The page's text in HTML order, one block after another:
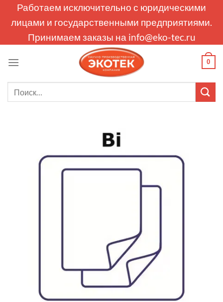
Работаем исключительно с юридическими
лицами и государственными предприятиями.
Принимаем заказы на info@eko-tec.ru
0